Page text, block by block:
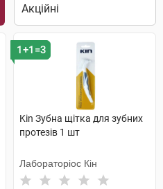
1+1=3
Kin Зубна щітка для зубних
протезів 1 шт
Лабораторіос Кін